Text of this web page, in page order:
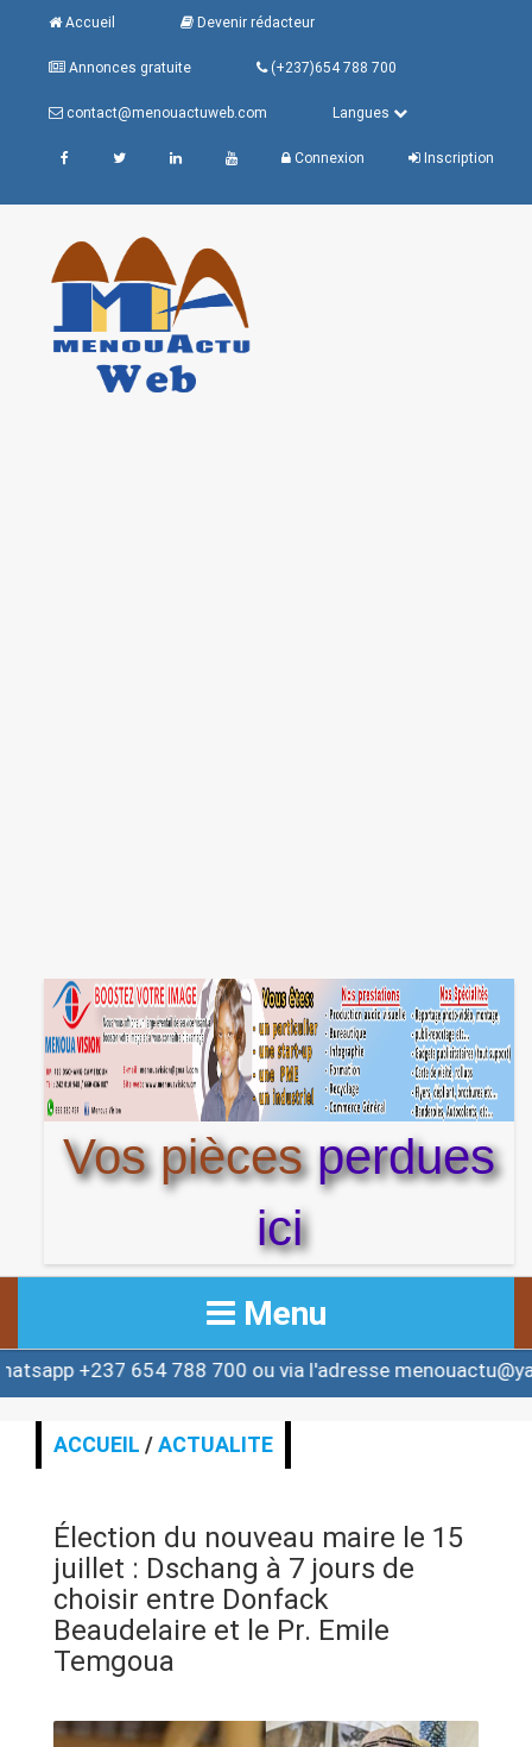
Accueil Devenir rédacteur
Annonces gratuite (+237)654 788 700
contact@menouactuweb.com Langues
Connexion Inscription
Vos piècesperdues
ici
Menu
ACCUEIL
ACTUALITE
ALERTE
ANNONCE
ART & CULTURE & TRADITION
ASSAINISSEMENT
788 700 ou via l'adresse menouactu@yahoo.com
ACCUEIL /ACTUALITE
Élection du nouveau maire le 15
juillet : Dschang à 7 jours de
choisir entre Donfack
Beaudelaire et le Pr. Emile
Temgoua